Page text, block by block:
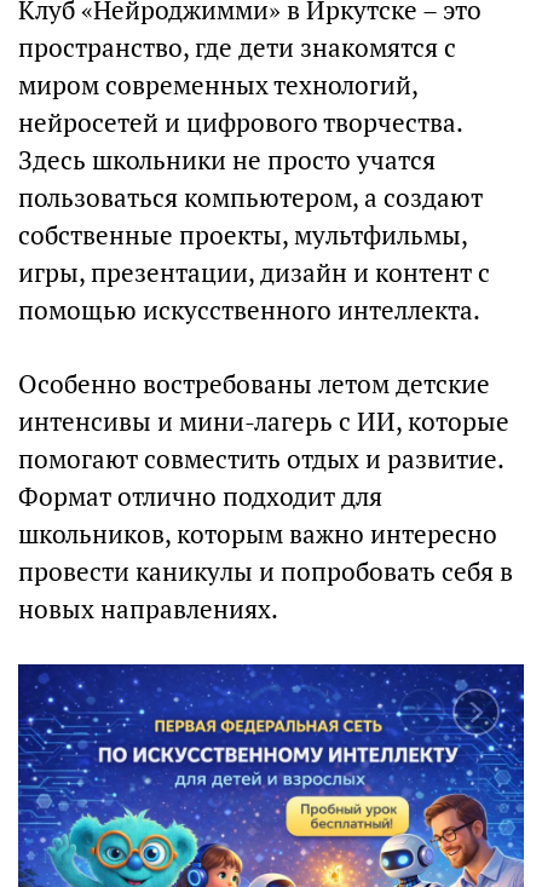
Клуб «Нейроджимми» в Иркутске – это
пространство, где дети знакомятся с
миром современных технологий,
нейросетей и цифрового творчества.
Здесь школьники не просто учатся
пользоваться компьютером, а создают
собственные проекты, мультфильмы,
игры, презентации, дизайн и контент с
помощью искусственного интеллекта.
Особенно востребованы летом детские
интенсивы и мини-лагерь с ИИ, которые
помогают совместить отдых и развитие.
Формат отлично подходит для
школьников, которым важно интересно
провести каникулы и попробовать себя в
новых направлениях.